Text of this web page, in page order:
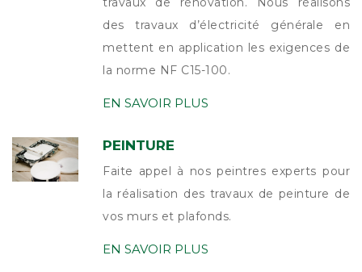
des travaux d’électricité générale en
mettent en application les exigences de
la norme NF C15-100.
EN SAVOIR PLUS
PEINTURE
Faite appel à nos peintres experts pour
la réalisation des travaux de peinture de
vos murs et plafonds.
EN SAVOIR PLUS